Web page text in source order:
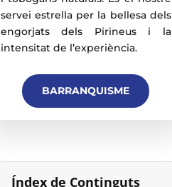
servei estrella per la bellesa dels
engorjats dels Pirineus i la
intensitat de l’experiència.
BARRANQUISME
Índex de Continguts